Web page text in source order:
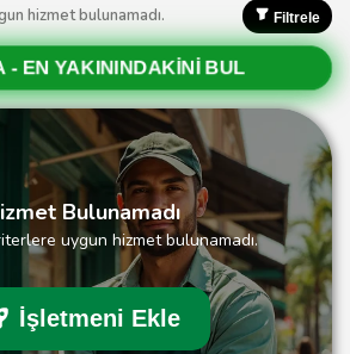
hizmet bulunamadı. Filtrele
- EN YAKININDAKİNİ BUL
Bulunamadı
uygun hizmet bulunamadı.
İşletmeni Ekle